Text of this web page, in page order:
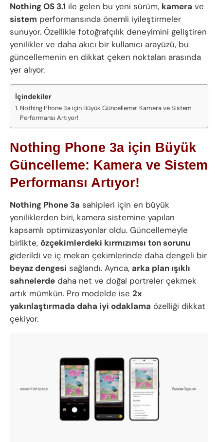
Nothing OS 3.1 ile gelen bu yeni sürüm, kamera ve
sistem performansında önemli iyileştirmeler
sunuyor. Özellikle fotoğrafçılık deneyimini geliştiren
yenilikler ve daha akıcı bir kullanıcı arayüzü, bu
güncellemenin en dikkat çeken noktaları arasında
yer alıyor.
İçindekiler
Nothing Phone 3a için Büyük Güncelleme: Kamera ve Sistem
Performansı Artıyor!
Nothing Phone 3a için Büyük
Güncelleme: Kamera ve Sistem
Performansı Artıyor!
Nothing Phone 3a sahipleri için en büyük
yeniliklerden biri, kamera sistemine yapılan
kapsamlı optimizasyonlar oldu. Güncellemeyle
birlikte, özçekimlerdeki kırmızımsı ton sorunu
giderildi ve iç mekan çekimlerinde daha dengeli bir
beyaz dengesi sağlandı. Ayrıca, arka plan ışıklı
sahnelerde daha net ve doğal portreler çekmek
artık mümkün. Pro modelde ise 2x
yakınlaştırmada daha iyi odaklama özelliği dikkat
çekiyor.